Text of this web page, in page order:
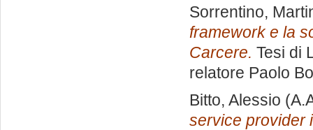
Sorrentino,
framework e la
Carcere. Tesi di
relatore Paolo
Bitto, Alessio
service provider